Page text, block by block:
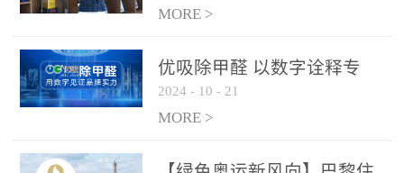
MORE >
优吸除甲醛 以数字诠释专
业，尽显除醛品牌实力！
2024 - 10 - 21
MORE >